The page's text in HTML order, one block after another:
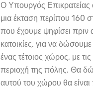
Ο Υπουργός Επικρατείας
μια έκταση περίπου 160
που έχουμε ψηφίσει πριν
κατοικίες, για να
ένας τέτοιος χώρος, με
περιοχή της πόλης. Θα
αυτού του χώρου θα